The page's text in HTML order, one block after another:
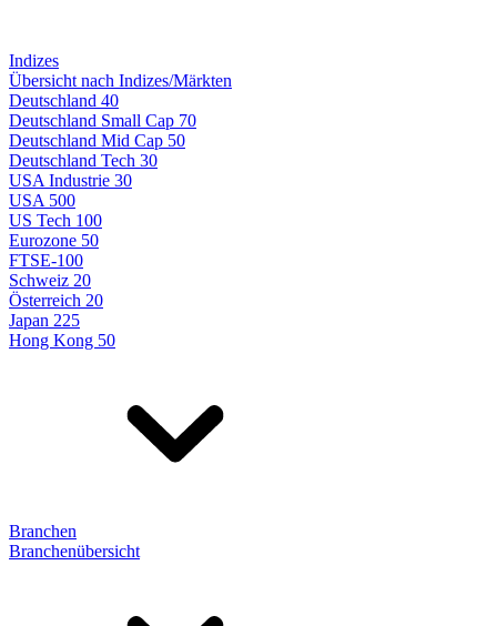
Indizes
Übersicht nach Indizes/Märkten
Deutschland 40
Deutschland Small Cap 70
Deutschland Mid Cap 50
Deutschland Tech 30
USA Industrie 30
USA 500
US Tech 100
Eurozone 50
FTSE-100
Schweiz 20
Österreich 20
Japan 225
Hong Kong 50
Branchen
Branchenübersicht